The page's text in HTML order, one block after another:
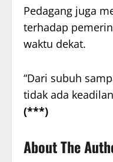
Pedagang juga
terhadap
waktu dekat.
“Dari subuh
tidak ada
(***)
About The